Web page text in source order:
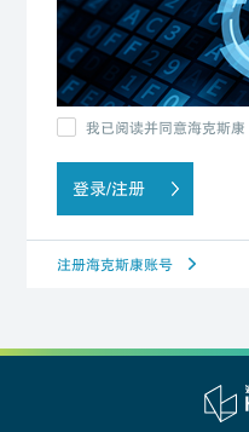
我已阅读并同意海克斯康
登录/注册
注册海克斯康账号